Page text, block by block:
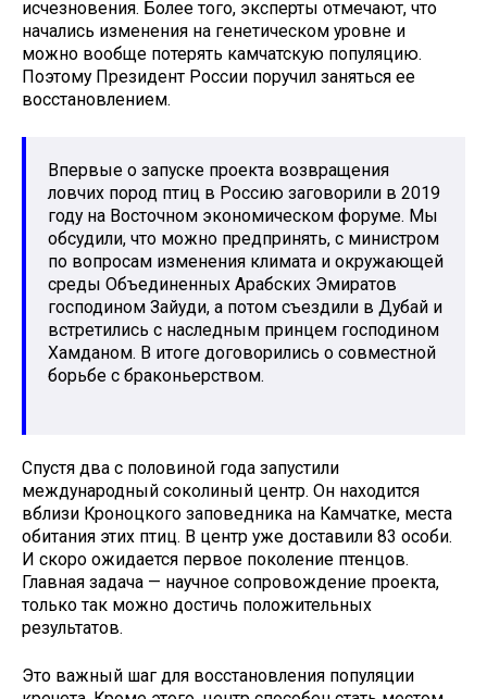
исчезновения. Более того, эксперты отмечают, что
начались изменения на генетическом уровне и
можно вообще потерять камчатскую популяцию.
Поэтому Президент России поручил заняться ее
восстановлением.
Впервые о запуске проекта возвращения
ловчих пород птиц в Россию заговорили в 2019
году на Восточном экономическом форуме. Мы
обсудили, что можно предпринять, с министром
по вопросам изменения климата и окружающей
среды Объединенных Арабских Эмиратов
господином Зайуди, а потом съездили в Дубай и
встретились с наследным принцем господином
Хамданом. В итоге договорились о совместной
борьбе с браконьерством.
Спустя два с половиной года запустили
международный соколиный центр. Он находится
вблизи Кроноцкого заповедника на Камчатке, места
обитания этих птиц. В центр уже доставили 83 особи.
И скоро ожидается первое поколение птенцов.
Главная задача — научное сопровождение проекта,
только так можно достичь положительных
результатов.
Это важный шаг для восстановления популяции